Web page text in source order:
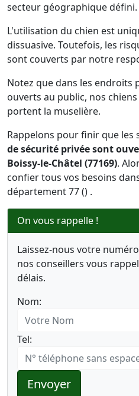
secteur géographique défini.
L'utilisation du chien est
dissuasive. Toutefois, les
sont couverts par notre
Notez que dans les endroits
ouverts au public, nos
portent la muselière.
Rappelons pour finir que les
de sécurité privée sont
Boissy-le-Châtel (77169).
confier tous vos besoins
département 77 () .
On vous rappelle !
Laissez-nous votre
nos conseillers vous
délais.
Nom:
Tel:
Envoyer